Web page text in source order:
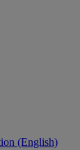
(English)